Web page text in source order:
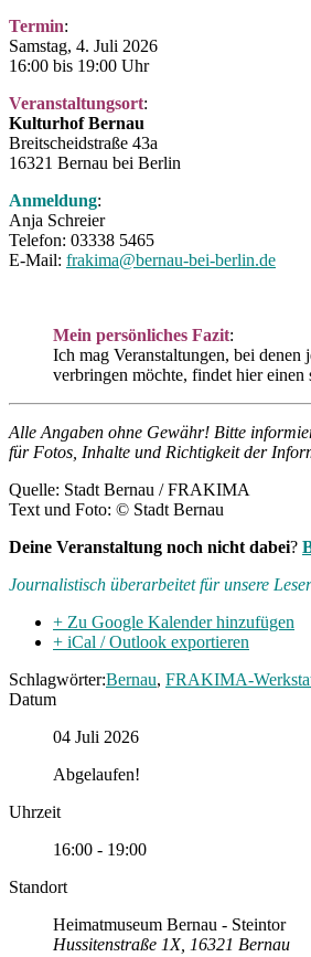
Termin:
Samstag, 4. Juli 2026
16:00 bis 19:00 Uhr
Veranstaltungsort:
Kulturhof Bernau
Breitscheidstraße 43a
16321 Bernau bei Berlin
Anmeldung:
Anja Schreier
Telefon: 03338 5465
E-Mail: frakima@bernau-bei-berlin.de
Mein persönliches Fazit:
Ich mag Veranstaltungen, bei
verbringen möchte, findet hier einen
Alle Angaben ohne Gewähr! Bitte
für Fotos, Inhalte und Richtigkeit der
Quelle: Stadt Bernau / FRAKIMA
Text und Foto: © Stadt Bernau
Deine Veranstaltung noch nicht dabei?
Journalistisch überarbeitet für unsere
+ Zu Google Kalender hinzufügen
+ iCal / Outlook exportieren
Schlagwörter:Bernau, FRAKIMA-
Datum
04 Juli 2026
Abgelaufen!
Uhrzeit
16:00 - 19:00
Standort
Heimatmuseum Bernau - Steintor
Hussitenstraße 1X, 16321 Bernau